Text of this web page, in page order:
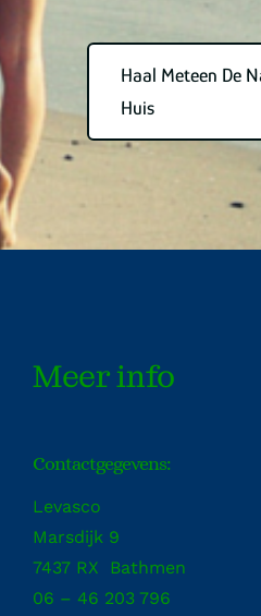
Haal Meteen De
Huis
Meer info
Contactgegevens:
Levasco
Marsdijk 9
7437 RX Bathmen
06 – 46 203 796